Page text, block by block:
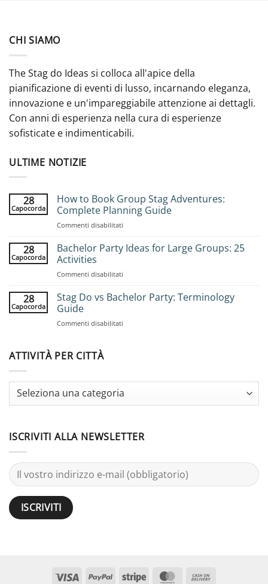
CHI SIAMO
The Stag do Ideas si colloca all'apice della
pianificazione di eventi di lusso, incarnando eleganza,
innovazione e un'impareggiabile attenzione ai dettagli.
Con anni di esperienza nella cura di esperienze
sofisticate e indimenticabili.
ULTIME NOTIZIE
28
Capocorda
How to Book Group Stag Adventures:
Complete Planning Guide
Commenti disabilitati
to
Complete
28
Capocorda
Bachelor Party Ideas for Large Groups: 25
Activities
Commenti disabilitati
Party
28
Capocorda
Stag Do vs Bachelor Party: Terminology
Guide
Commenti disabilitati
Terminology
Guide
ATTIVITÀ PER CITTÀ
ISCRIVITI ALLA NEWSLETTER
Visto PayPal Striscia MasterCard